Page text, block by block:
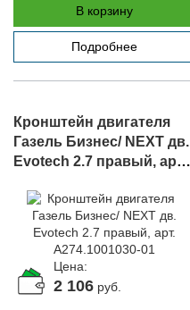
В корзину
Подробнее
Кронштейн двигателя
Газель Бизнес/ NEXT дв.
Evotech 2.7 правый, арт.
Цена:
2 106 руб.